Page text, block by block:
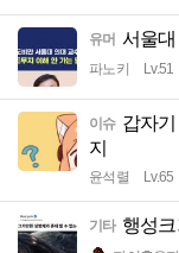
유머 서울
파노키 Lv.51
이슈 갑자
지
윤석렬 Lv.65
기타 행성